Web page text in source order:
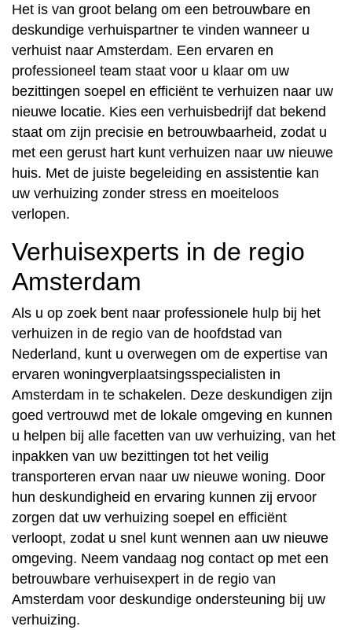
Het is van groot belang om een betrouwbare en
deskundige verhuispartner te vinden wanneer u
verhuist naar Amsterdam. Een ervaren en
professioneel team staat voor u klaar om uw
bezittingen soepel en efficiënt te verhuizen naar uw
nieuwe locatie. Kies een verhuisbedrijf dat bekend
staat om zijn precisie en betrouwbaarheid, zodat u
met een gerust hart kunt verhuizen naar uw nieuwe
huis. Met de juiste begeleiding en assistentie kan
uw verhuizing zonder stress en moeiteloos
verlopen.
Verhuisexperts in de regio
Amsterdam
Als u op zoek bent naar professionele hulp bij het
verhuizen in de regio van de hoofdstad van
Nederland, kunt u overwegen om de expertise van
ervaren woningverplaatsingsspecialisten in
Amsterdam in te schakelen. Deze deskundigen zijn
goed vertrouwd met de lokale omgeving en kunnen
u helpen bij alle facetten van uw verhuizing, van het
inpakken van uw bezittingen tot het veilig
transporteren ervan naar uw nieuwe woning. Door
hun deskundigheid en ervaring kunnen zij ervoor
zorgen dat uw verhuizing soepel en efficiënt
verloopt, zodat u snel kunt wennen aan uw nieuwe
omgeving. Neem vandaag nog contact op met een
betrouwbare verhuisexpert in de regio van
Amsterdam voor deskundige ondersteuning bij uw
verhuizing.